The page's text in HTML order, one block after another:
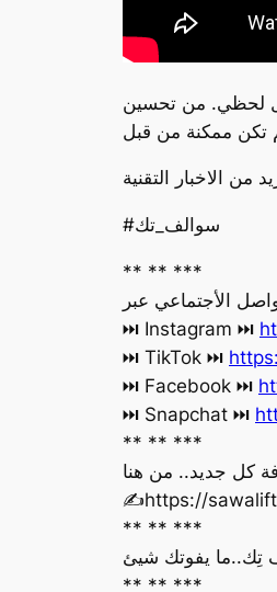
لحظي. من تحسين
من الاخبار التقنية
#سوالف_تك
** ** ***
الأجتماعي عبر
‏⏭ Instagram ⏭
‏⏭ TikTok ⏭
‏⏭ Facebook ⏭
‏⏭ Snapchat ⏭
** ** ***
كل جديد.. من هنا
‏✍️https://
** ** ***
تِك..ما يفوتك شيئ
** ** ***